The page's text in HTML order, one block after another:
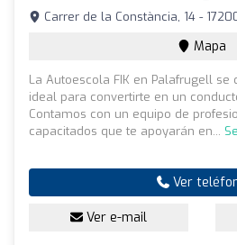
Carrer de la Constància, 14 -
Mapa
La Autoescola FIK en Palafrugell
ideal para convertirte en un
Contamos con un equipo de
capacitados que te apoyarán en...
Ver
Ver e-mail